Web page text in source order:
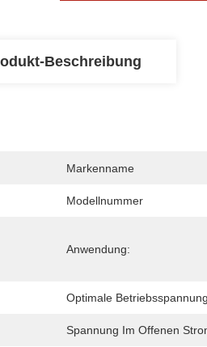
Beschreibung
Markenname
Modellnummer
Anwendung:
Optimale
Spannung Im Offenen